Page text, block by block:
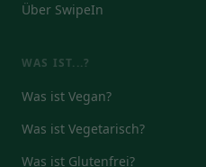
Über SwipeIn
WAS IST...?
Was ist Vegan?
Was ist Vegetarisch?
Was ist Glutenfrei?